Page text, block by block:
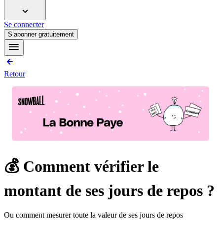
Se connecter
S’abonner gratuitement
Retour
💰 Comment vérifier le
montant de ses jours de repos ?
Ou comment mesurer toute la valeur de ses jours de repos